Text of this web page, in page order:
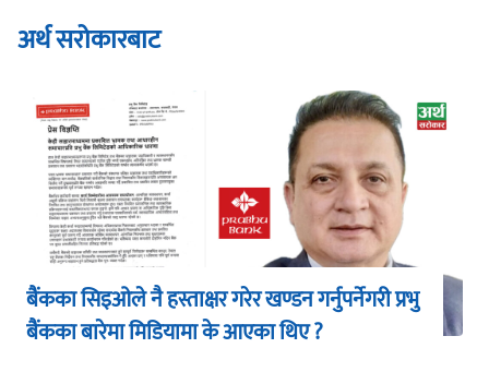
अर्थ सरोकारबाट
बैंकका सिइओले नै हस्ताक्षर गरेर खण्डन गर्नुपर्नेगरी प्रभु
बैंकका बारेमा मिडियामा के आएका थिए ?